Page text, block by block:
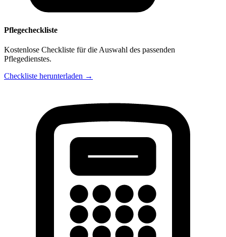
Pflegecheckliste
Kostenlose Checkliste für die Auswahl des passenden
Pflegedienstes.
Checkliste herunterladen →